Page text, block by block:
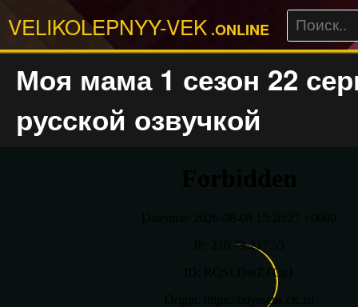
VELIKOLEPNYY-VEK .ONLINE
Моя мама 1 сезон 22
русской озвучкой